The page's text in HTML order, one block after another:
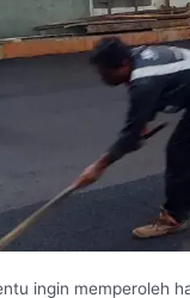
ingin memperoleh